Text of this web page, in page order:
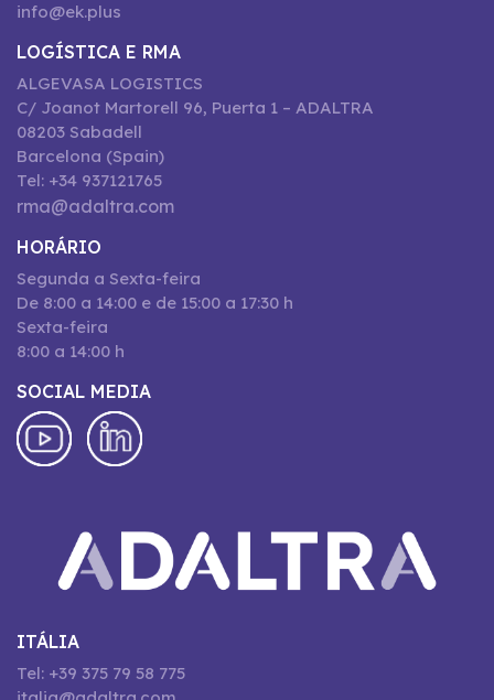
info@ek.plus
LOGÍSTICA E RMA
ALGEVASA LOGISTICS
C/ Joanot Martorell 96, Puerta 1 – ADALTRA
08203 Sabadell
Barcelona (Spain)
Tel: +34 937121765
rma@adaltra.com
HORÁRIO
Segunda a Sexta-feira
De 8:00 a 14:00 e de 15:00 a 17:30 h
Sexta-feira
8:00 a 14:00 h
SOCIAL MEDIA
ITÁLIA
Tel: +39 375 79 58 775